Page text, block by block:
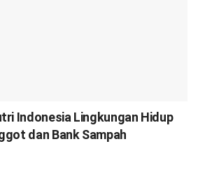
Indonesia Lingkungan Hidup
dan Bank Sampah